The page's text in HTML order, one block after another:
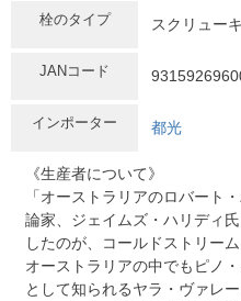
栓のタイプ スクリュー
JANコード
インポーター 都光
《生産者について》
「オーストラリアのロバート
論家、ジェイムズ・ハリディ
したのが、コールドストリーム
オーストラリアの中でもピノ
として知られるヤラ・ヴァレ